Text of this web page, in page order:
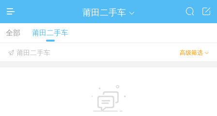
 莆田二手车  

全部 莆田二手车
高级筛选 
 莆田二手车
